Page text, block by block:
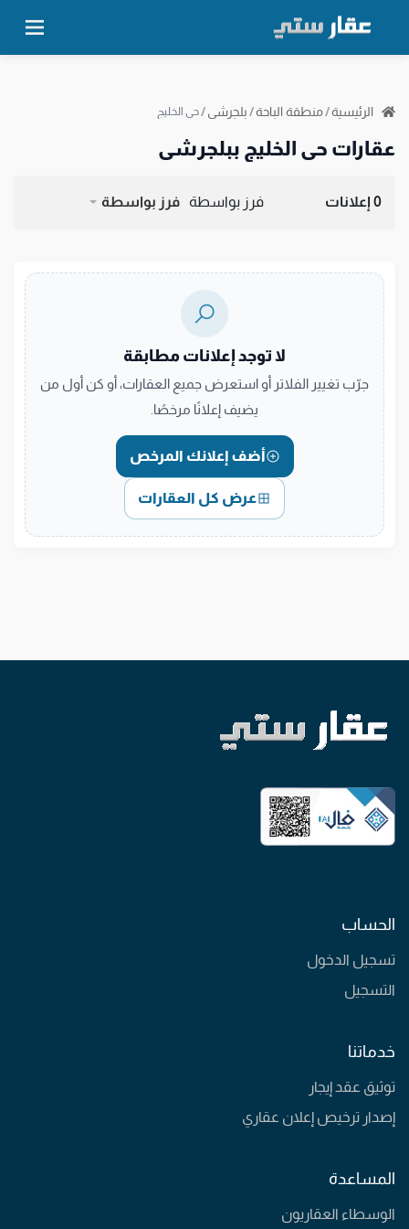
الرئيسية/منطقة الباحة/بلجرشى/حي الخليج
عقارات حي الخليج ببلجرشى
0 إعلانات فرز بواسطة فرز بواسطة
لا توجد إعلانات مطابقة
جرّب تغيير الفلاتر أو استعرض جميع العقارات، أو كن أول من
يضيف إعلانًا مرخصًا.
أضف إعلانك المرخص
عرض كل العقارات
الحساب
تسجيل الدخول
التسجيل
خدماتنا
توثيق عقد إيجار
إصدار ترخيص إعلان عقاري
المساعدة
الوسطاء العقاريون